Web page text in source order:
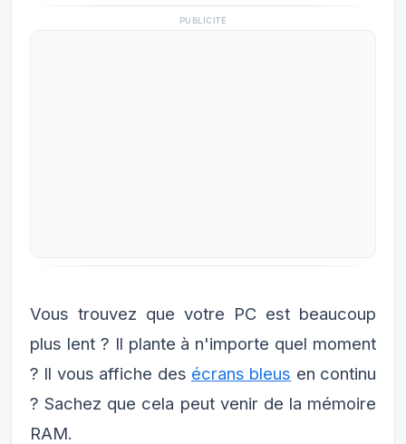
PUBLICITÉ
Vous trouvez que votre PC est beaucoup
plus lent ? Il plante à n'importe quel moment
? Il vous affiche des écrans bleus en continu
? Sachez que cela peut venir de la mémoire
RAM.